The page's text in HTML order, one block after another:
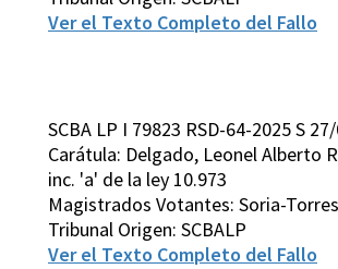
Ver el Texto Completo del Fallo
SCBA LP I 79823 RSD-64-2025 S
Carátula: Delgado, Leonel Alberto
inc. 'a' de la ley 10.973
Magistrados Votantes: Soria-
Tribunal Origen: SCBALP
Ver el Texto Completo del Fallo